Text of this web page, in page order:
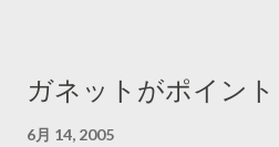
ガネットがポイン
6月 14, 2005